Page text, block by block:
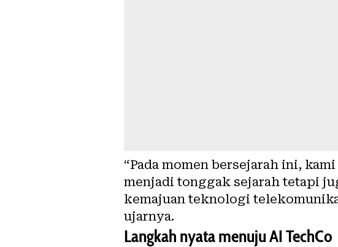
“Pada momen bersejarah ini,
menjadi tonggak sejarah tetapi
kemajuan teknologi
ujarnya.
Langkah nyata menuju AI TechCo